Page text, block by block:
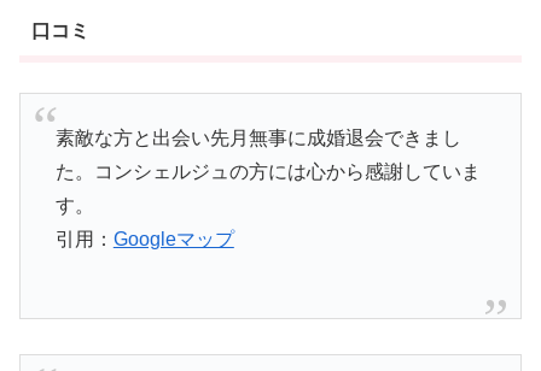
口コミ
素敵な方と出会い先月無事に成婚退会できまし
た。コンシェルジュの方には心から感謝していま
す。
引用： Googleマップ